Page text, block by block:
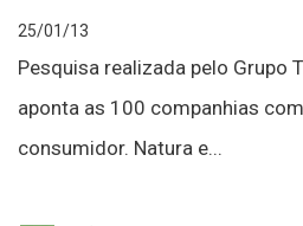
25/01/13
Pesquisa realizada pelo Grupo
aponta as 100 companhias
consumidor. Natura e...